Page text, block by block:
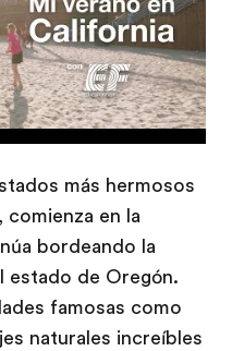
más hermosos
en la
bordeando la
estado de Oregón.
famosas como
naturales increíbles